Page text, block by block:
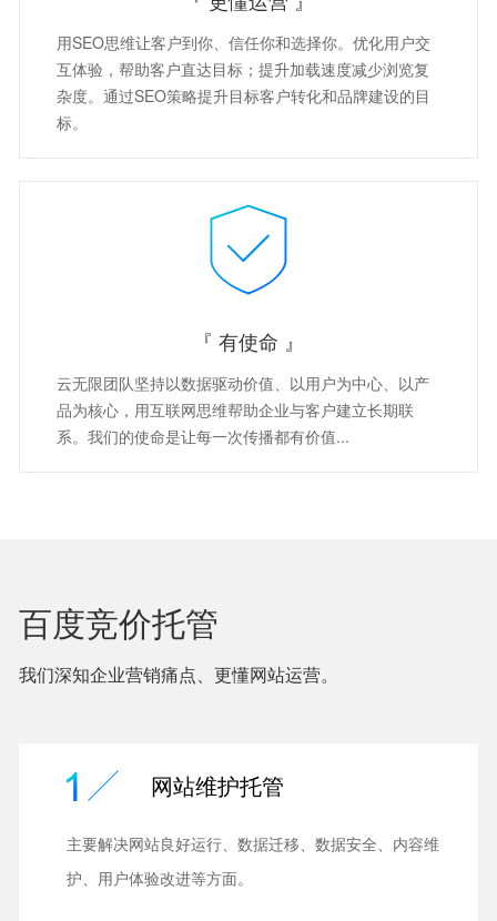
用SEO思维让客户到你、信任你和选择你。优化用户交
互体验，帮助客户直达目标；提升加载速度减少浏览复
杂度。通过SEO策略提升目标客户转化和品牌建设的目
标。
『 有使命 』
云无限团队坚持以数据驱动价值、以用户为中心、以产
品为核心，用互联网思维帮助企业与客户建立长期联
系。我们的使命是让每一次传播都有价值...
百度竞价托管
我们深知企业营销痛点、更懂网站运营。
网站维护托管
主要解决网站良好运行、数据迁移、数据安全、内容维
护、用户体验改进等方面。